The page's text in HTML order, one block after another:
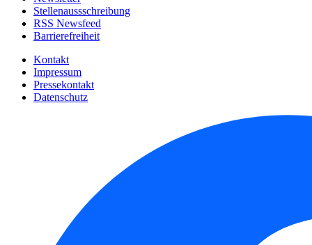
Stellenaussschreibung
RSS Newsfeed
Barrierefreiheit
Kontakt
Impressum
Pressekontakt
Datenschutz